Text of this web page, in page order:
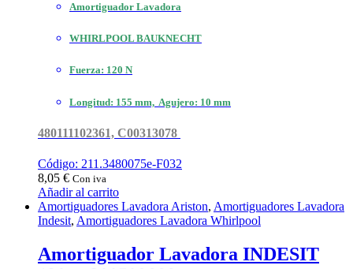
Amortiguador Lavadora
WHIRLPOOL BAUKNECHT
Fuerza: 120 N
Longitud: 155 mm, Agujero: 10 mm
480111102361, C00313078
Código: 211.3480075e-F032
8,05 € Con iva
Añadir al carrito
Amortiguadores Lavadora Ariston, Amortiguadores Lavadora
Indesit, Amortiguadores Lavadora Whirlpool
Amortiguador Lavadora INDESIT